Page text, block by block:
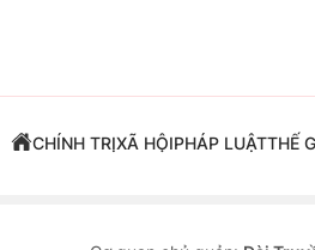
CHÍNH TRỊXÃ HỘIPHÁP LUẬTTHẾ